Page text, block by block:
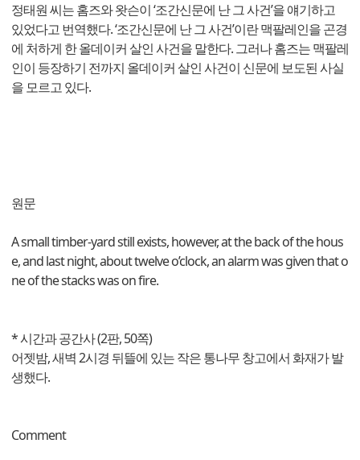
정태원 씨는 홈즈와 왓슨이 ‘조간신문에 난 그 사건’을 얘기하고
있었다고 번역했다. ‘조간신문에 난 그 사건’이란 맥팔레인을 곤경
에 처하게 한 올데이커 살인 사건을 말한다. 그러나 홈즈는 맥팔레
인이 등장하기 전까지 올데이커 살인 사건이 신문에 보도된 사실
을 모르고 있다.
원문
A small timber-yard still exists, however, at the back of the hous
e, and last night, about twelve o’clock, an alarm was given that o
ne of the stacks was on fire.
* 시간과 공간사 (2판, 50쪽)
어젯밤, 새벽 2시경 뒤뜰에 있는 작은 통나무 창고에서 화재가 발
생했다.
Comment